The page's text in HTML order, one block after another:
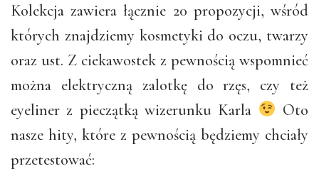
Kolekcja zawiera łącznie 20 propozycji, wśród
których znajdziemy kosmetyki do oczu, twarzy
oraz ust. Z ciekawostek z pewnością wspomnieć
można elektryczną zalotkę do rzęs, czy też
eyeliner z pieczątką wizerunku Karla
Oto
nasze hity, które z pewnością będziemy chciały
przetestować: